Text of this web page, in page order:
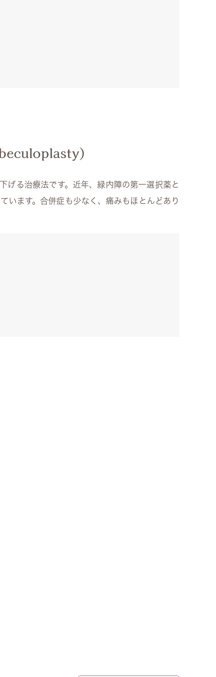
げる治療法です。近年、緑内障の第一選択薬と
います。合併症も少なく、痛みもほとんどあり